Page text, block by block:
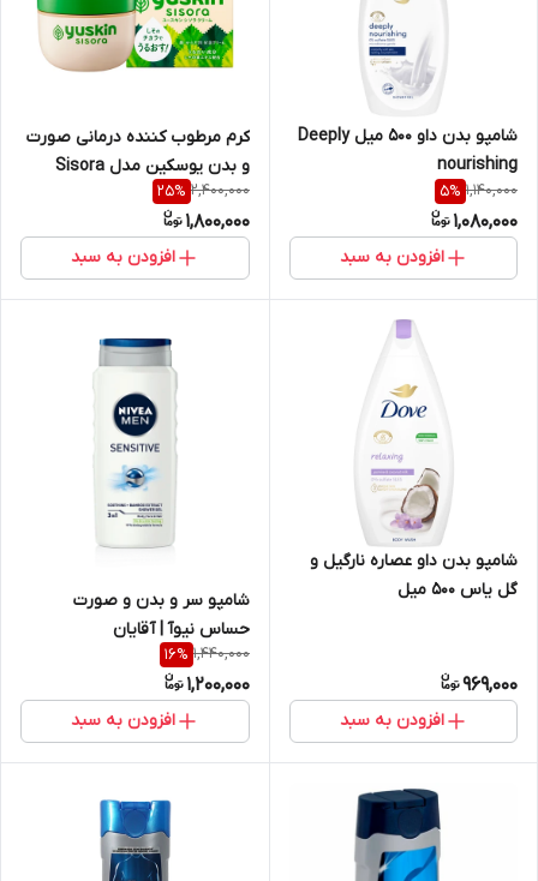
شامپو بدن داو 500 میل Deeply
nourishing
1,140,000
5%
1,080,000
افزودن به سبد
کرم مرطوب کننده درمانی صورت
و بدن یوسکین مدل Sisora
حجم 110میل تاریخ منقضی شده
2,400,000
25%
1,800,000
افزودن به سبد
شامپو بدن داو عصاره نارگیل و
گل یاس 500 میل
969,000
افزودن به سبد
شامپو سر و بدن و صورت
حساس نیوآ | آقایان
1,440,000
16%
1,200,000
افزودن به سبد